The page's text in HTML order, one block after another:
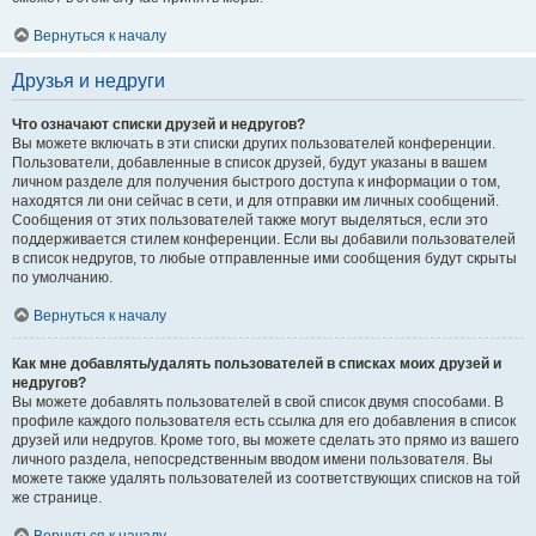
Вернуться к началу
Друзья и недруги
Что означают списки друзей и недругов?
Вы можете включать в эти списки других пользователей конференции.
Пользователи, добавленные в список друзей, будут указаны в вашем
личном разделе для получения быстрого доступа к информации о том,
находятся ли они сейчас в сети, и для отправки им личных сообщений.
Сообщения от этих пользователей также могут выделяться, если это
поддерживается стилем конференции. Если вы добавили пользователей
в список недругов, то любые отправленные ими сообщения будут скрыты
по умолчанию.
Вернуться к началу
Как мне добавлять/удалять пользователей в списках моих друзей и
недругов?
Вы можете добавлять пользователей в свой список двумя способами. В
профиле каждого пользователя есть ссылка для его добавления в список
друзей или недругов. Кроме того, вы можете сделать это прямо из вашего
личного раздела, непосредственным вводом имени пользователя. Вы
можете также удалять пользователей из соответствующих списков на той
же странице.